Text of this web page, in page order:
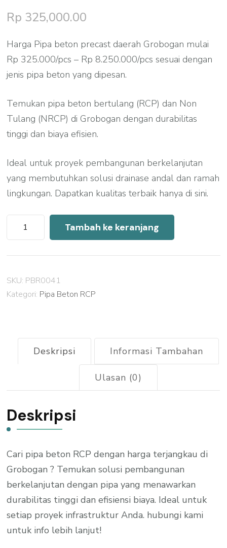
Rp 325,000.00
Harga Pipa beton precast daerah Grobogan mulai
Rp 325.000/pcs – Rp 8.250.000/pcs sesuai dengan
jenis pipa beton yang dipesan.
Temukan pipa beton bertulang (RCP) dan Non
Tulang (NRCP) di Grobogan dengan durabilitas
tinggi dan biaya efisien.
Ideal untuk proyek pembangunan berkelanjutan
yang membutuhkan solusi drainase andal dan ramah
lingkungan. Dapatkan kualitas terbaik hanya di sini.
Kuantitas
Harga
Pipa
RCP
Grobogan
Tambah ke keranjang
SKU: PBR0041
Kategori: Pipa Beton RCP
Deskripsi Informasi Tambahan
Ulasan (0)
Deskripsi
Cari pipa beton RCP dengan harga terjangkau di
Grobogan ? Temukan solusi pembangunan
berkelanjutan dengan pipa yang menawarkan
durabilitas tinggi dan efisiensi biaya. Ideal untuk
setiap proyek infrastruktur Anda. hubungi kami
untuk info lebih lanjut!